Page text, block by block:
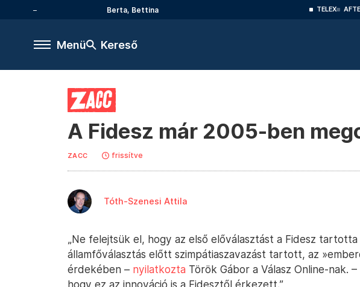
Berta, Bettina TELEX
Menü Kereső
A Fidesz már 2005-ben
ZACC frissítve
Tóth-Szenesi Attila
„Ne felejtsük el, hogy az első előválasztást a Fidesz
államfőválasztás előtt szimpátiaszavazást tartott, az
érdekében – nyilatkozta Török Gábor a Válasz Online-nak.
hogy ez az innováció is a Fidesztől érkezett.”